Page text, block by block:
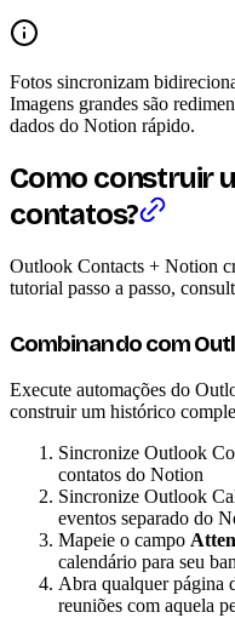
Fotos sincronizam
Imagens grandes são
dados do Notion rápido.
Como construir
contatos?
Outlook Contacts + Notion
tutorial passo a passo,
Combinando com
Execute automações do
construir um histórico
Sincronize Outlook
contatos do Notion
Sincronize Outlook
eventos separado do
Mapeie o campo
calendário para seu
Abra qualquer página
reuniões com aquela